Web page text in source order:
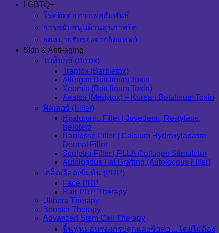
LGBTQ+
โรคติดต่อทางเพศสัมพันธ์
การสนับสนุนด้านสุขภาพจิต
จดหมายรับรองจากจิตแพทย์
Skin & Anti-aging
โบท็อกซ์ (Botox)
Traptox (Barbietox)
Allergan Botulinum Toxin
Xeomin (Botulinum Toxin)
Aestox (Medytox) – Korean Botulinum Toxin
ฟิลเลอร์ (Filler)
Hyaluronic Filler | Juvederm, Restylane,
Belotero
Radiesse Filler | Calcium Hydroxylapatite
Dermal Filler
Sculptra Filler | PLLA Collagen Stimulator
Autologous Fat Grafting (Autologous Filler)
เกล็ดเลือดเข้มข้น (PRP)
Face PRP
Hair PRP Therapy
Ulthera Therapy
Booster Therapy
Advanced Stem Cell Therapy
ฟื้นฟูหมอนรองกระดูกและข้อต่อ…โดยไม่ต้อง